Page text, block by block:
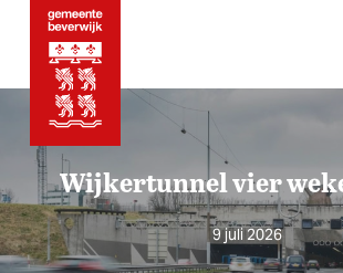
content
Wijkertunnel vier
9 juli 2026